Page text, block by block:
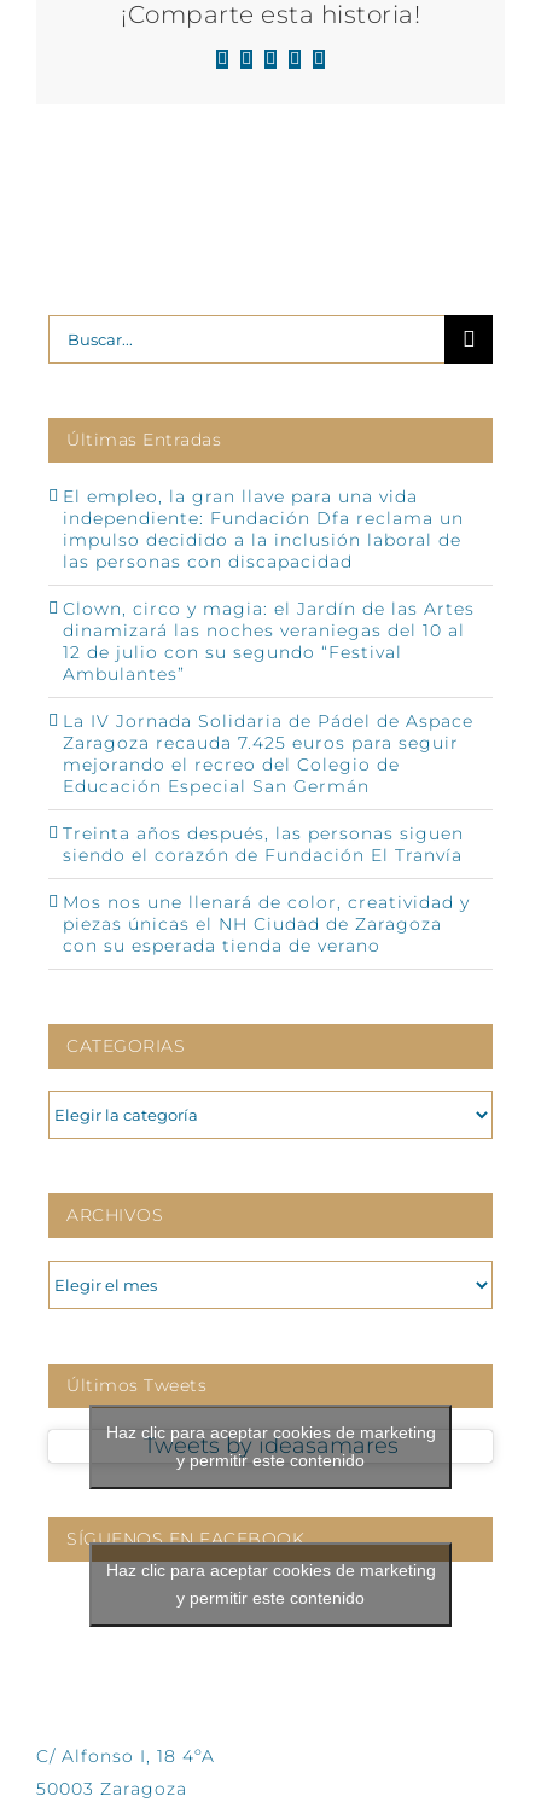
¡Comparte esta historia!
Facebook
X LinkedIn
WhatsApp
Correo
Buscar:
Últimas Entradas
El empleo, la gran llave para una vida
independiente: Fundación Dfa reclama un
impulso decidido a la inclusión laboral de
las personas con discapacidad
Clown, circo y magia: el Jardín de las Artes
dinamizará las noches veraniegas del 10 al
12 de julio con su segundo “Festival
Ambulantes”
La IV Jornada Solidaria de Pádel de Aspace
Zaragoza recauda 7.425 euros para seguir
mejorando el recreo del Colegio de
Educación Especial San Germán
Treinta años después, las personas siguen
siendo el corazón de Fundación El Tranvía
Mos nos une llenará de color, creatividad y
piezas únicas el NH Ciudad de Zaragoza
con su esperada tienda de verano
CATEGORIAS
CATEGORIAS
ARCHIVOS
ARCHIVOS
Últimos Tweets
Tweets by ideasamares
Haz clic para aceptar cookies de marketing
y permitir este contenido
SÍGUENOS EN FACEBOOK
Haz clic para aceptar cookies de marketing
y permitir este contenido
C/ Alfonso I, 18 4ºA
50003 Zaragoza